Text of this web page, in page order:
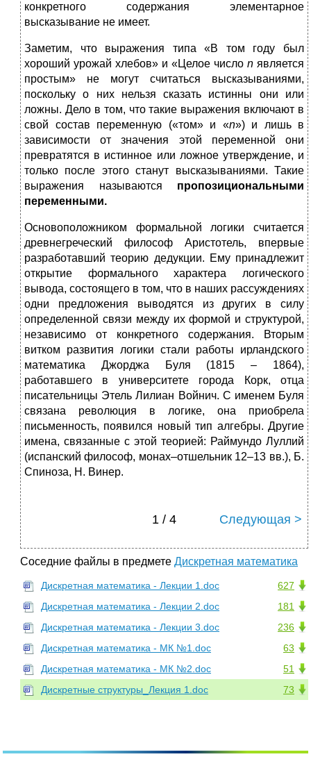
конкретного содержания элементарное
высказывание не имеет.
Заметим, что выражения типа «В том году был
хороший урожай хлебов» и «Целое число n является
простым» не могут считаться высказываниями,
поскольку о них нельзя сказать истинны они или
ложны. Дело в том, что такие выражения включают в
свой состав переменную («том» и «n») и лишь в
зависимости от значения этой переменной они
превратятся в истинное или ложное утверждение, и
только после этого станут высказываниями. Такие
выражения называются пропозициональными
переменными.
Основоположником формальной логики считается
древнегреческий философ Аристотель, впервые
разработавший теорию дедукции. Ему принадлежит
открытие формального характера логического
вывода, состоящего в том, что в наших рассуждениях
одни предложения выводятся из других в силу
определенной связи между их формой и структурой,
независимо от конкретного содержания. Вторым
витком развития логики стали работы ирландского
математика Джорджа Буля (1815 – 1864),
работавшего в университете города Корк, отца
писательницы Этель Лилиан Войнич. С именем Буля
связана революция в логике, она приобрела
письменность, появился новый тип алгебры. Другие
имена, связанные с этой теорией: Раймундо Луллий
(испанский философ, монах–отшельник 12–13 вв.), Б.
Спиноза, Н. Винер.
1 / 4 Следующая >
Соседние файлы в предмете Дискретная математика
627
Дискретная математика - Лекции 1.doc
181
Дискретная математика - Лекции 2.doc
236
Дискретная математика - Лекции 3.doc
63
Дискретная математика - МК №1.doc
51
Дискретная математика - МК №2.doc
73
Дискретные структуры_Лекция 1.doc